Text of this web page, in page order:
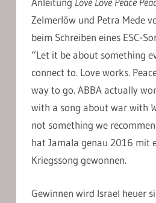
Zelmerlöw und Petra Mede
beim Schreiben eines ESC-
“Let it be about something
connect to. Love works.
way to go. ABBA actually
with a song about war with
not something we
hat Jamala genau 2016 mit
Kriegssong gewonnen.
Gewinnen wird Israel heuer